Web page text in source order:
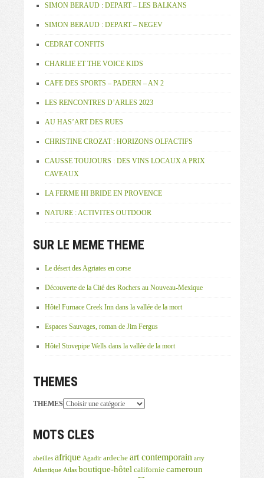
SIMON BERAUD : DEPART – LES BALKANS
SIMON BERAUD : DEPART – NEGEV
CEDRAT CONFITS
CHARLIE ET THE VOICE KIDS
CAFE DES SPORTS – PADERN – AN 2
LES RENCONTRES D’ARLES 2023
AU HAS’ART DES RUES
CHRISTINE CROZAT : HORIZONS OLFACTIFS
CAUSSE TOUJOURS : DES VINS LOCAUX A PRIX
CAVEAUX
LA FERME HI BRIDE EN PROVENCE
NATURE : ACTIVITES OUTDOOR
SUR LE MEME THEME
Le désert des Agriates en corse
Découverte de la Cité des Rochers au Nouveau-Mexique
Hôtel Furnace Creek Inn dans la vallée de la mort
Espaces Sauvages, roman de Jim Fergus
Hôtel Stovepipe Wells dans la vallée de la mort
THEMES
THEMES
MOTS CLES
abeilles afrique Agadir ardeche art contemporain arty
Atlantique Atlas boutique-hôtel californie cameroun